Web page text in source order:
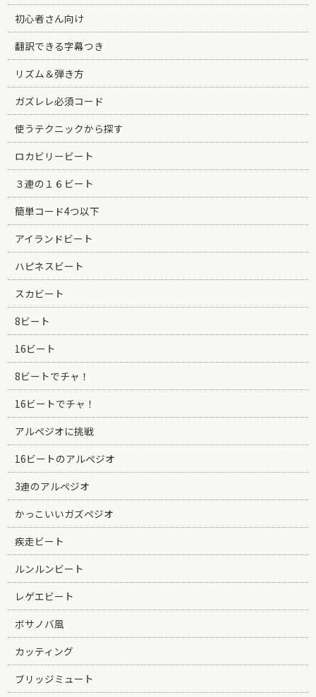
初心者さん向け
翻訳できる字幕つき
リズム＆弾き方
ガズレレ必須コード
使うテクニックから探す
ロカビリービート
３連の１６ビート
簡単コード4つ以下
アイランドビート
ハピネスビート
スカビート
8ビート
16ビート
8ビートでチャ！
16ビートでチャ！
アルペジオに挑戦
16ビートのアルペジオ
3連のアルペジオ
かっこいいガズペジオ
疾走ビート
ルンルンビート
レゲエビート
ボサノバ風
カッティング
ブリッジミュート